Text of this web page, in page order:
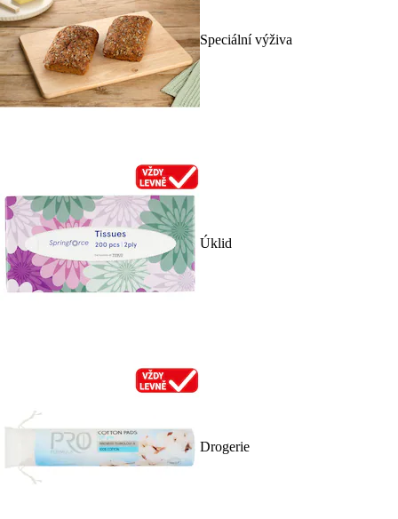
Speciální výživa
Úklid
Drogerie